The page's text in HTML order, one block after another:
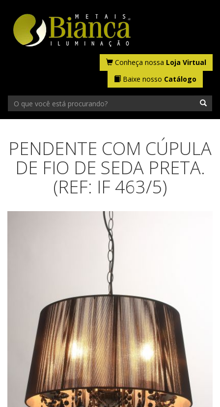
Conheça nossa Loja Virtual
Baixe nosso Catálogo
PENDENTE COM CÚPULA
DE FIO DE SEDA PRETA.
(REF: IF 463/5)